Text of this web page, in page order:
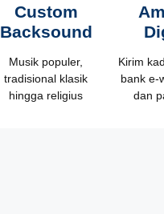
Custom
Backsound
Musik populer,
tradisional klasik
hingga religius
Kirim
bank e-
dan